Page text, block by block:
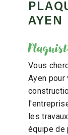
AYEN
Vous
Ayen
les
équipe de